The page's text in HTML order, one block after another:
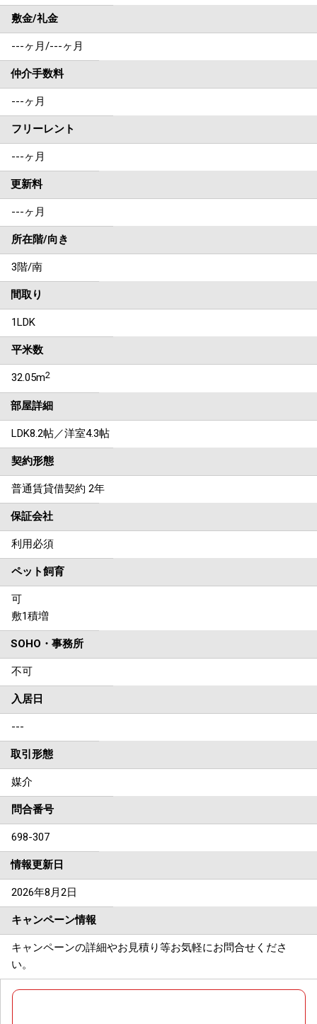
敷金/礼金
---ヶ月/---ヶ月
仲介手数料
---ヶ月
フリーレント
---ヶ月
更新料
---ヶ月
所在階/向き
3階/南
間取り
1LDK
平米数
32.05m2
部屋詳細
LDK8.2帖／洋室4.3帖
契約形態
普通賃貸借契約 2年
保証会社
利用必須
ペット飼育
可
敷1積増
SOHO・事務所
不可
入居日
---
取引形態
媒介
問合番号
698-307
情報更新日
2026年8月2日
キャンペーン情報
キャンペーンの詳細やお見積り等お気軽にお問合せくださ
い。